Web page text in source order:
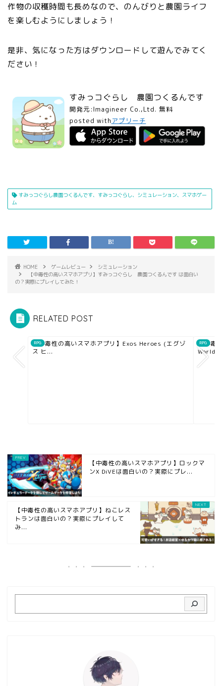
作物の収穫時間も長めなので、のんびりと農園ライフ
を楽しむようにしましょう！
是非、気になった方はダウンロードして遊んでみてく
ださい！
すみっコぐらし 農園つくるんです
開発元: Imagineer Co.,Ltd. 無料
posted with アプリーチ
すみっコぐらし農園つくるんです、すみっコぐらし、シミュレーション、スマホゲー
ム
HOME ゲームレビュー
シミュレーション
【中毒性の高いスマホアプリ】すみっコぐらし 農園つくるんです は面白い
の？実際にプレイしてみた！
RELATED POST
RPG
【中毒性の高いスマホアプリ】Exos Heroes (エグゾ
ス ヒ...
RPG
【中毒
Worlds
【中毒性の高いスマホアプリ】ロックマ
ンX DiVEは面白いの？実際にプレ...
【中毒性の高いスマホアプリ】ねこレス
トランは面白いの？実際にプレイして
み...